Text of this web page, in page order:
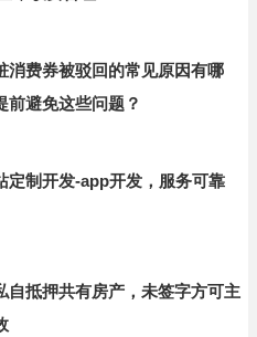
消费券被驳回的常见原因有哪
前避免这些问题？
定制开发-app开发，服务可靠
自抵押共有房产，未签字方可主